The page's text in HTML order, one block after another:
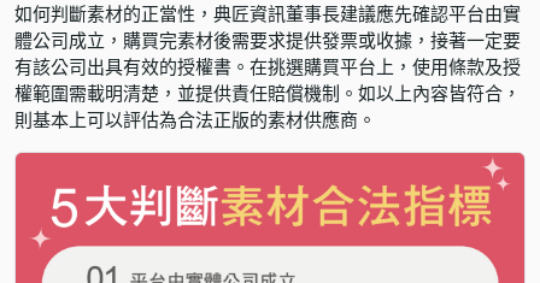
如何判斷素材的正當性，典匠資訊董事長建議應先確認平台由實
體公司成立，購買完素材後需要求提供發票或收據，接著一定要
有該公司出具有效的授權書。在挑選購買平台上，使用條款及授
權範圍需載明清楚，並提供責任賠償機制。如以上內容皆符合，
則基本上可以評估為合法正版的素材供應商。